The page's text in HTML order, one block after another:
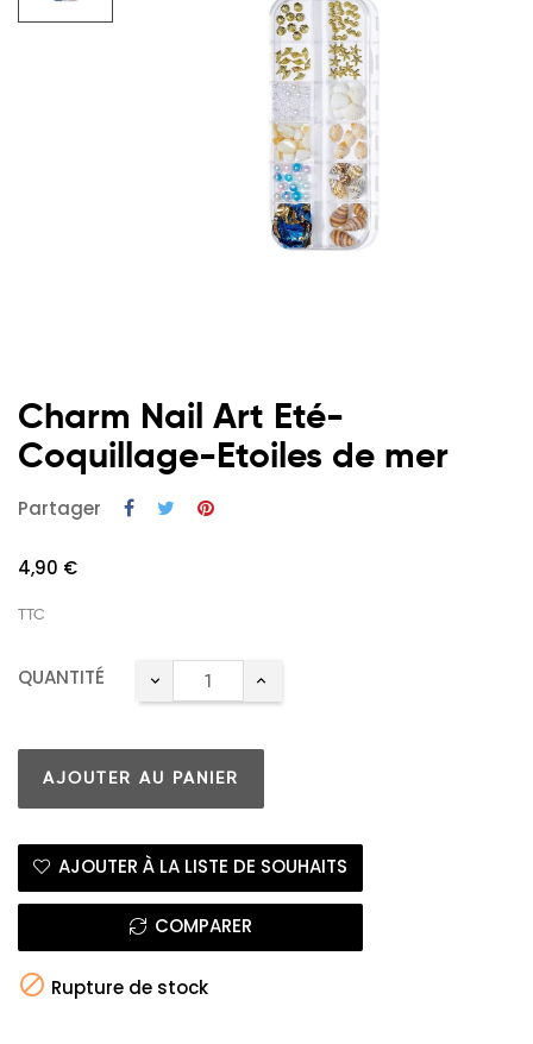
Charm Nail Art Eté-
Coquillage-Etoiles de mer
Partager
4,90 €
TTC
QUANTITÉ
AJOUTER AU PANIER
AJOUTER À LA LISTE DE SOUHAITS
COMPARER
 Rupture de stock